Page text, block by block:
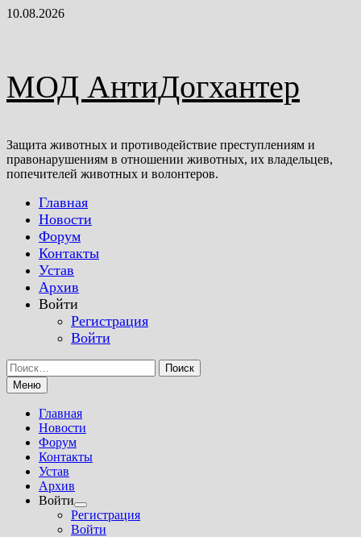
Перейти
10.08.2026
МОД АнтиДогхантер
Защита животных и противодействие преступлениям и
правонарушениям в отношении животных, их владельцев,
попечителей животных и волонтеров.
Главная
Новости
Форум
Контакты
Устав
Архив
Войти
Регистрация
Войти
Найти:
Меню
Главная
Новости
Форум
Контакты
Устав
Архив
Войти
Показать
подменю
Регистрация
Войти